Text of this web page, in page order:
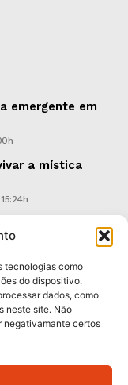
tecnologias como
do dispositivo.
dados, como
neste site. Não
negativamante certos
emergente em
a mística